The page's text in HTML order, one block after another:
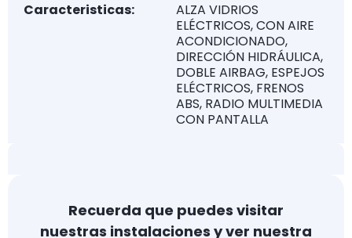
Caracteristicas:
ALZA VIDRIOS
ELÉCTRICOS, CON AIRE
ACONDICIONADO,
DIRECCIÓN HIDRÁULICA,
DOBLE AIRBAG, ESPEJOS
ELÉCTRICOS, FRENOS
ABS, RADIO MULTIMEDIA
CON PANTALLA
Recuerda que puedes visitar
nuestras instalaciones y ver nuestra